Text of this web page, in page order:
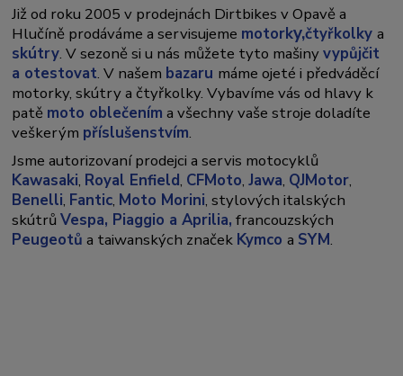
Již od roku 2005 v prodejnách Dirtbikes v Opavě a
Hlučíně prodáváme a servisujeme motorky,čtyřkolkya
skútry. V sezoně si u nás můžete tyto mašinyvypůjčit
a otestovat. V našem bazaru máme ojeté i předváděcí
motorky, skútry a čtyřkolky. Vybavíme vás od hlavy k
patě moto oblečením a všechny vaše stroje doladíte
veškerým příslušenstvím.
Jsme autorizovaní prodejci a servis motocyklů
Kawasaki, Royal Enfield, CFMoto,Jawa, QJMotor,
Benelli, Fantic, Moto Morini, stylových italských
skútrůVespa, Piaggio a Aprilia, francouzských
Peugeotů a taiwanských značek Kymcoa SYM.